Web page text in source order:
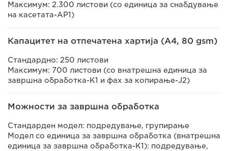
Максимум: 2.300 листови (со единица за снабдување
на касетата-AP1)
Капацитет на отпечатена хартија (A4, 80 gsm)
Стандардно: 250 листови
Максимум: 700 листови (со внатрешна единица за
завршна обработка-K1 и фах за копирање-J2)
Можности за завршна обработка
Стандарден модел: подредување, групирање
Модел со единица за завршна обработка (внатрешна
единица за завршна обработка-K1): подредување,